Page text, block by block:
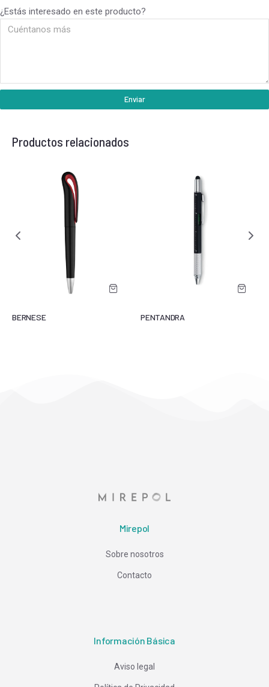
¿Estás interesado en este producto?
Enviar
Productos relacionados
BERNESE PENTANDRA
Mirepol
Sobre nosotros
Contacto
Información Básica
Aviso legal